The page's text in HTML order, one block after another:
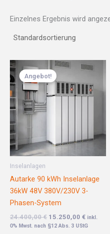
Einzelnes Ergebnis wird
Angebot!
Inselanlagen
Autarke 90 kWh Inselanlage
36kW 48V 380V/230V 3-
Phasen-System
24.400,00€
Ursprünglicher
Preis
war:
24.400,00 €
15.250,00 €
Aktueller
Preis
inkl.
0% Mwst. nach §12 Abs. 3 UStG